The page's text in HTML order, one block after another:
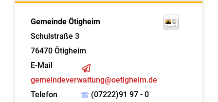
Gemeinde Ötigheim
Schulstraße 3
76470 Ötigheim
E-Mail
gemeindeverwaltung@oetigheim.de
Telefon
(07222)91 97 - 0